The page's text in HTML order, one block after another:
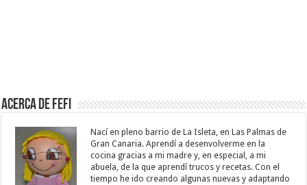
Acerca de Fefi
Nací en pleno barrio de La Isleta, en Las Palmas de
Gran Canaria. Aprendí a desenvolverme en la
cocina gracias a mi madre y, en especial, a mi
abuela, de la que aprendí trucos y recetas. Con el
tiempo he ido creando algunas nuevas y adaptando